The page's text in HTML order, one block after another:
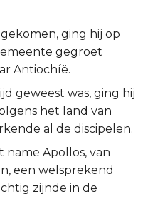
gekomen, ging hij op
gegroet
Antiochíë.
geweest was, ging hij
het land van
al de discipelen.
name Apollos, van
een welsprekend
zijnde in de